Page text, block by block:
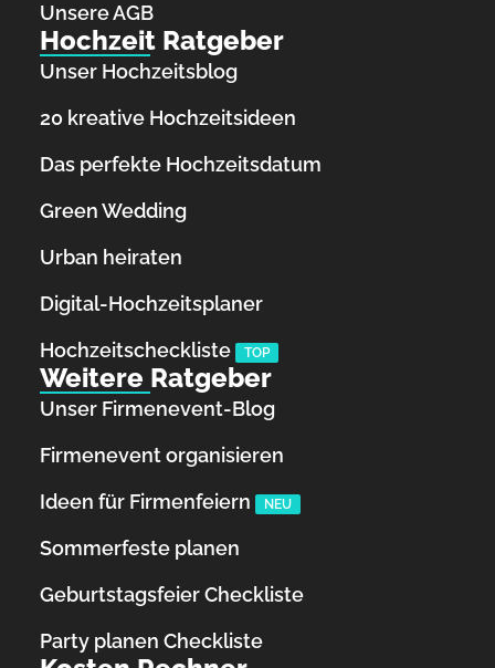
Unsere AGB
Hochzeit Ratgeber
Unser Hochzeitsblog
20 kreative Hochzeitsideen
Das perfekte Hochzeitsdatum
Green Wedding
Urban heiraten
Digital-Hochzeitsplaner
Hochzeits­checkliste
TOP
Weitere Ratgeber
Unser Firmenevent-Blog
Firmenevent organisieren
Ideen für Firmenfeiern
NEU
Sommerfeste planen
Geburtstagsfeier Checkliste
Party planen Checkliste